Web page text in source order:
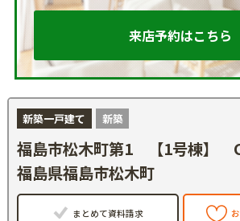
来店予約はこちら
新築一戸建て 新築
福島市松木町第1 【1号棟】
福島県福島市松木町
まとめて資料請求